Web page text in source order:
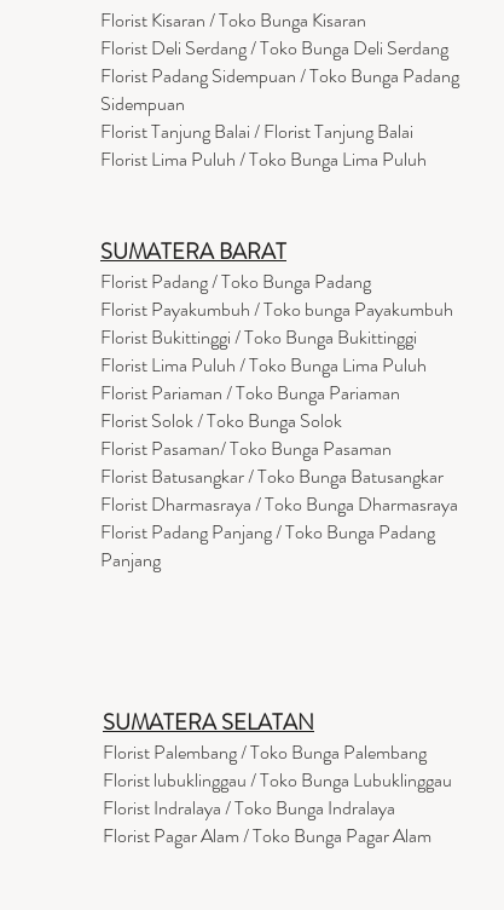
Florist Kisaran / Toko Bunga Kisaran
Florist Deli Serdang / Toko Bunga Deli Serdang
Florist Padang Sidempuan / Toko Bunga Padang
Sidempuan
Florist Tanjung Balai / Florist Tanjung Balai
Florist Lima Puluh / Toko Bunga Lima Puluh
SUMATERA BARAT
Florist Padang / Toko Bunga Padang
Florist Payakumbuh / Toko bunga Payakumbuh
Florist Bukittinggi / Toko Bunga Bukittinggi
Florist Lima Puluh / Toko Bunga Lima Puluh
Florist Pariaman / Toko Bunga Pariaman
Florist Solok / Toko Bunga Solok
Florist Pasaman/ Toko Bunga Pasaman
Florist Batusangkar / Toko Bunga Batusangkar
Florist Dharmasraya / Toko Bunga Dharmasraya
Florist Padang Panjang / Toko Bunga Padang
Panjang
SUMATERA SELATAN
Florist Palembang / Toko Bunga Palembang
Florist lubuklinggau / Toko Bunga Lubuklinggau
Florist Indralaya / Toko Bunga Indralaya
Florist Pagar Alam / Toko Bunga Pagar Alam